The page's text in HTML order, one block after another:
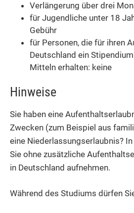
Verlängerung über drei
für Jugendliche unter 18
Gebühr
für Personen, die für ihren
Deutschland ein
Mitteln erhalten: keine
Hinweise
Sie haben eine
Zwecken (zum Beispiel aus
eine Niederlassungserlaubnis?
Sie ohne zusätzliche
in Deutschland aufnehmen.
Während des Studiums dürfen